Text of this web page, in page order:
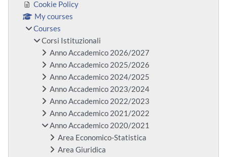
Cookie Policy
My courses
Courses
Corsi Istituzionali
Anno Accademico 2026/2027
Anno Accademico 2025/2026
Anno Accademico 2024/2025
Anno Accademico 2023/2024
Anno Accademico 2022/2023
Anno Accademico 2021/2022
Anno Accademico 2020/2021
Area Economico-Statistica
Area Giuridica